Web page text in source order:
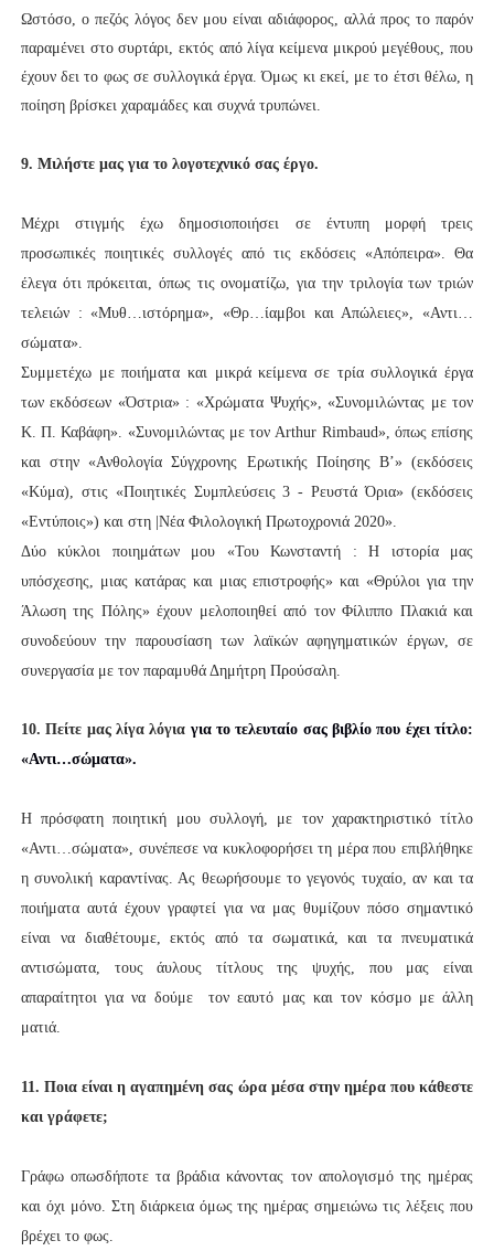
Ωστόσο, ο πεζός λόγος δεν μου είναι αδιάφορος, αλλά προς το παρόν
παραμένει στο συρτάρι, εκτός από λίγα κείμενα μικρού μεγέθους, που
έχουν δει το φως σε συλλογικά έργα. Όμως κι εκεί, με το έτσι θέλω, η
ποίηση βρίσκει χαραμάδες και συχνά τρυπώνει.
9. Μιλήστε μας για το λογοτεχνικό σας έργο.
Μέχρι στιγμής έχω δημοσιοποιήσει σε έντυπη μορφή τρεις
προσωπικές ποιητικές συλλογές από τις εκδόσεις «Απόπειρα». Θα
έλεγα ότι πρόκειται, όπως τις ονοματίζω, για την τριλογία των τριών
τελειών : «Μυθ…ιστόρημα», «Θρ…ίαμβοι και Απώλειες», «Αντι…
σώματα».
Συμμετέχω με ποιήματα και μικρά κείμενα σε τρία συλλογικά έργα
των εκδόσεων «Όστρια» : «Χρώματα Ψυχής», «Συνομιλώντας με τον
Κ. Π. Καβάφη». «Συνομιλώντας με τον Arthur Rimbaud», όπως επίσης
και στην «Ανθολογία Σύγχρονης Ερωτικής Ποίησης Β’» (εκδόσεις
«Κύμα), στις «Ποιητικές Συμπλεύσεις 3 - Ρευστά Όρια» (εκδόσεις
«Εντύποις») και στη |Νέα Φιλολογική Πρωτοχρονιά 2020».
Δύο κύκλοι ποιημάτων μου «Του Κωνσταντή : Η ιστορία μας
υπόσχεσης, μιας κατάρας και μιας επιστροφής» και «Θρύλοι για την
Άλωση της Πόλης» έχουν μελοποιηθεί από τον Φίλιππο Πλακιά και
συνοδεύουν την παρουσίαση των λαϊκών αφηγηματικών έργων, σε
συνεργασία με τον παραμυθά Δημήτρη Προύσαλη.
10. Πείτε μας λίγα λόγια για το τελευταίο σας βιβλίο που έχει τίτλο:
«Αντι…σώματα».
Η πρόσφατη ποιητική μου συλλογή, με τον χαρακτηριστικό τίτλο
«Αντι…σώματα», συνέπεσε να κυκλοφορήσει τη μέρα που επιβλήθηκε
η συνολική καραντίνας. Ας θεωρήσουμε το γεγονός τυχαίο, αν και τα
ποιήματα αυτά έχουν γραφτεί για να μας θυμίζουν πόσο σημαντικό
είναι να διαθέτουμε, εκτός από τα σωματικά, και τα πνευματικά
αντισώματα, τους άυλους τίτλους της ψυχής, που μας είναι
απαραίτητοι για να δούμε τον εαυτό μας και τον κόσμο με άλλη
ματιά.
11. Ποια είναι η αγαπημένη σας ώρα μέσα στην ημέρα που κάθεστε
και γράφετε;
Γράφω οπωσδήποτε τα βράδια κάνοντας τον απολογισμό της ημέρας
και όχι μόνο. Στη διάρκεια όμως της ημέρας σημειώνω τις λέξεις που
βρέχει το φως.